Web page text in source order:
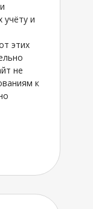
и
этих
не
к